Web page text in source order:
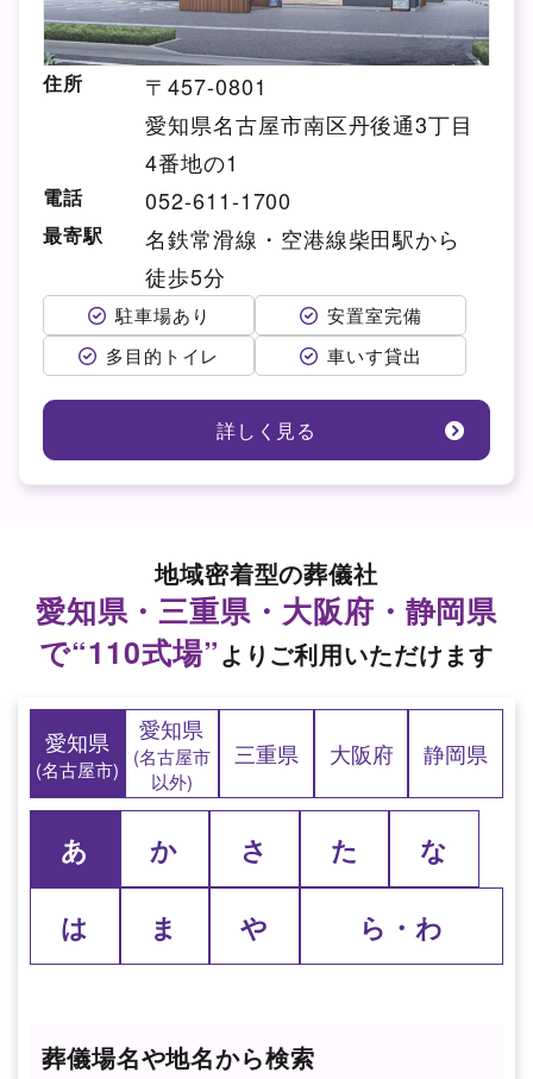
住所
〒457-0801
愛知県名古屋市南区丹後通3丁目
4番地の1
電話 052-611-1700
最寄駅
名鉄常滑線・空港線柴田駅から
徒歩5分
駐車場あり
安置室完備
多目的トイレ
車いす貸出
詳しく見る
地域密着型の葬儀社
愛知県・三重県・大阪府・静岡県
で“110式場”よりご利用いただけます
愛知県
(名古屋市)
愛知県
(名古屋市
以外)
三重県 大阪府 静岡県
あ か さ た な
は ま や ら・わ
葬儀場名や地名から検索